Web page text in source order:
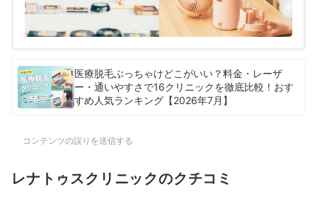
医療脱毛ぶっちゃけどこがいい？料金・レーザ
ー・通いやすさで16クリニックを徹底比較！おす
すめ人気ランキング【2026年7月】
コンテンツの誤りを送信する
レナトゥスクリニックのクチコミ